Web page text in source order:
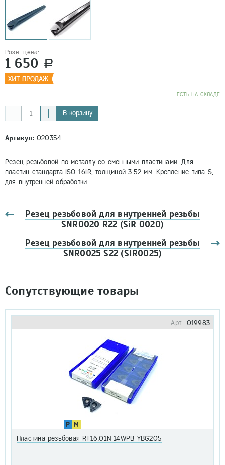
Розн. цена:
1 650 a
EСТЬ НА СКЛАДЕ
В корзину
Артикул:020354
Резец резьбовой по металлу со сменными пластинами. Для
пластин стандарта ISO 16IR, толщиной 3.52 мм. Крепление типа S,
для внутренней обработки.
Резец резьбовой для внутренней резьбы
SNR0020 R22 (SiR 0020)
Резец резьбовой для внутренней резьбы
SNR0025 S22 (SIR0025)
Сопутствующие товары
Арт.: 019983
P
M
Пластина резьбовая RT16.01N-14WPB YBG205